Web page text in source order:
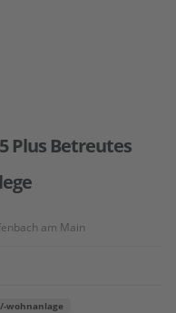
Plus Betreutes
am Main
wohnanlage